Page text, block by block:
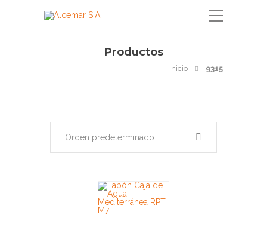
Productos
Inicio 9315
Orden predeterminado